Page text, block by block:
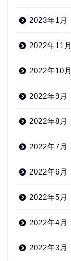
2023年1月
2022年11月
2022年10月
2022年9月
2022年8月
2022年7月
2022年6月
2022年5月
2022年4月
2022年3月